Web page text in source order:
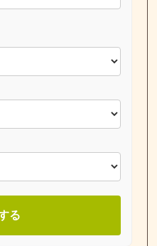
る